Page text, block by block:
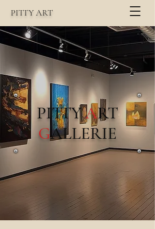
PITTYART
PITTYART
GALLERIE